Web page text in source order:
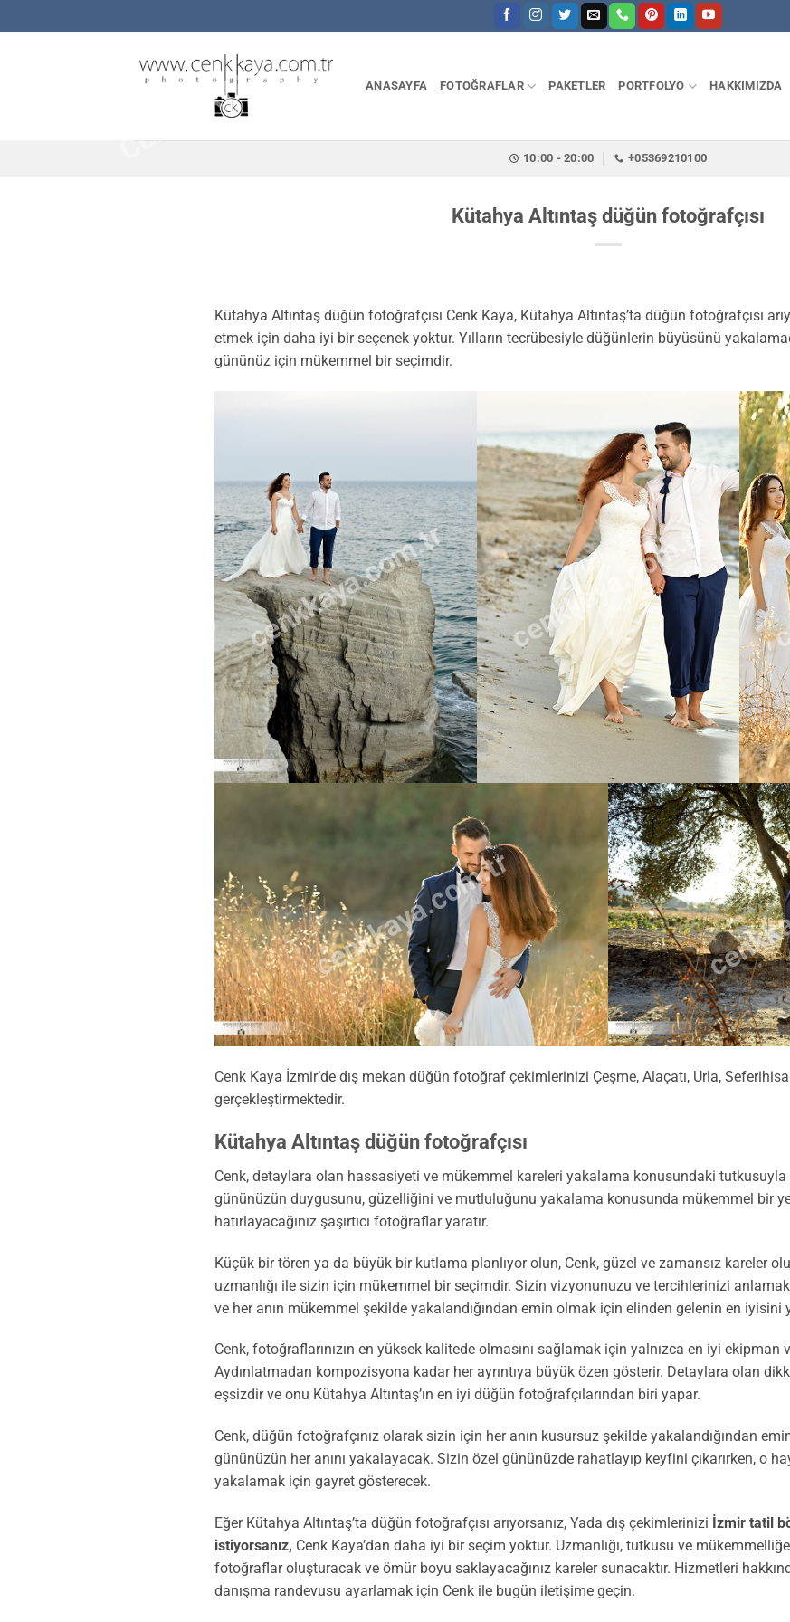
atla
CENKKAYA.COM.TR ANASAYFA FOTOĞRAFLAR PAKETLER PORTFOLYO HAKKIMIZDA
10:00 - 20:00 +05369210100
Kütahya Altıntaş düğün fotoğrafçısı
Kütahya Altıntaş düğün fotoğrafçısı Cenk Kaya, Kütahya Altıntaş’ta düğün fotoğrafçısı
etmek için daha iyi bir seçenek yoktur. Yılların tecrübesiyle düğünlerin büyüsünü
gününüz için mükemmel bir seçimdir.
cenkkaya.com.tr cenkkaya.com.tr
cenkkaya.com.tr
Cenk Kaya İzmir’de dış mekan düğün fotoğraf çekimlerinizi Çeşme, Alaçatı, Urla,
gerçekleştirmektedir.
Kütahya Altıntaş düğün fotoğrafçısı
Cenk, detaylara olan hassasiyeti ve mükemmel kareleri yakalama konusundaki
gününüzün duygusunu, güzelliğini ve mutluluğunu yakalama konusunda mükemmel bir
hatırlayacağınız şaşırtıcı fotoğraflar yaratır.
Küçük bir tören ya da büyük bir kutlama planlıyor olun, Cenk, güzel ve zamansız kareler
uzmanlığı ile sizin için mükemmel bir seçimdir. Sizin vizyonunuzu ve tercihlerinizi
ve her anın mükemmel şekilde yakalandığından emin olmak için elinden gelenin en iyisini
Cenk, fotoğraflarınızın en yüksek kalitede olmasını sağlamak için yalnızca en iyi ekipman
Aydınlatmadan kompozisyona kadar her ayrıntıya büyük özen gösterir. Detaylara olan
eşsizdir ve onu Kütahya Altıntaş’ın en iyi düğün fotoğrafçılarından biri yapar.
Cenk, düğün fotoğrafçınız olarak sizin için her anın kusursuz şekilde yakalandığından
gününüzün her anını yakalayacak. Sizin özel gününüzde rahatlayıp keyfini çıkarırken, o
yakalamak için gayret gösterecek.
Eğer Kütahya Altıntaş’ta düğün fotoğrafçısı arıyorsanız, Yada dış çekimlerinizi İzmir tatil
istiyorsanız, Cenk Kaya’dan daha iyi bir seçim yoktur. Uzmanlığı, tutkusu ve
fotoğraflar oluşturacak ve ömür boyu saklayacağınız kareler sunacaktır. Hizmetleri
danışma randevusu ayarlamak için Cenk ile bugün iletişime geçin.